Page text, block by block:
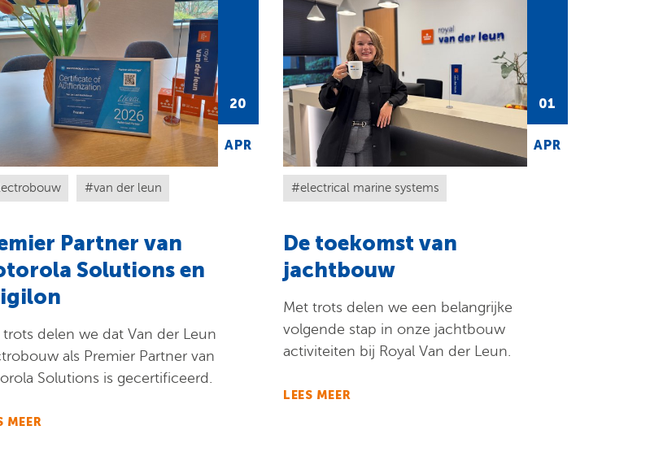
20
APR
van der leun
Partner van
Solutions en
trots delen we dat Van der Leun
als Premier Partner van
Solutions is gecertificeerd.
MEER
01
APR
electrical marine systems
De toekomst van
jachtbouw
Met trots delen we een belangrijke
volgende stap in onze jachtbouw
activiteiten bij Royal Van der Leun.
LEES MEER